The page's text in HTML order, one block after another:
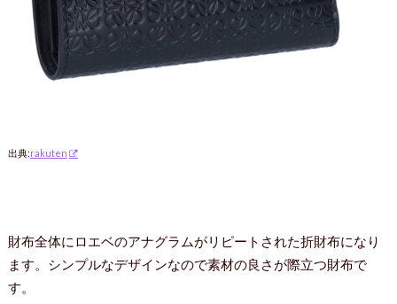
出典:rakuten
財布全体にロエベのアナグラムがリピートされた折財布になり
ます。シンプルなデザインなので素材の良さが際立つ財布で
す。